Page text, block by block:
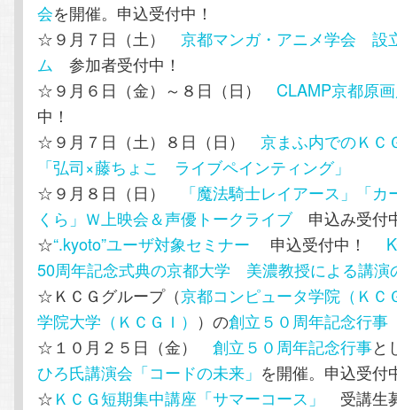
会を開催。申込受付中！
☆９月７日（土）京都マンガ・アニメ学会 設
ム 参加者受付中！
☆９月６日（金）～８日（日） CLAMP京都原
中！
☆９月７日（土）８日（日）京まふ内でのＫＣ
「弘司×藤ちょこ ライブペインティング」
☆９月８日（日）
「魔法騎士レイアース」「
くら」Ｗ上映会＆声優トークライブ申込み受付
☆“.kyoto”ユーザ対象セミナー 申込受付中！
50周年記念式典の京都大学 美濃教授による講演
☆ＫＣＧグループ（京都コンピュータ学院（ＫＣ
学院大学（ＫＣＧＩ） ）の創立５０周年記念行事
☆１０月２５日（金）創立５０周年記念行事と
ひろ氏講演会「コードの未来」 を開催。申込受付
☆ＫＣＧ短期集中講座「サマーコース」
受講生